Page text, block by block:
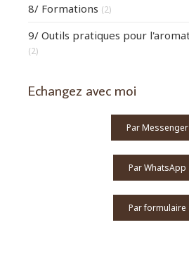
8/ Formations (2)
9/ Outils pratiques pour
(2)
Echangez avec moi
Par Messenger
Par WhatsApp
Par formulaire